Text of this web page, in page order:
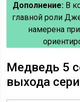
Дополнение:В
главной роли
намерена
Медведь 5
выхода